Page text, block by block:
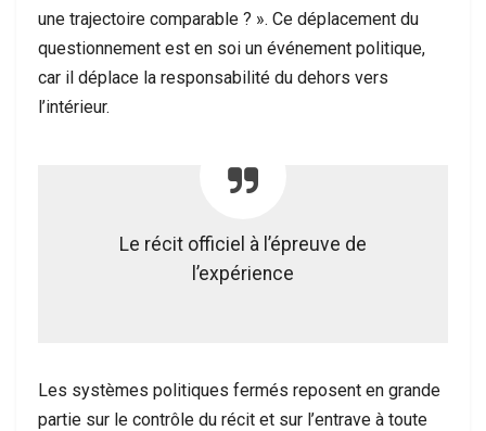
une trajectoire comparable ? ». Ce déplacement du
questionnement est en soi un événement politique,
car il déplace la responsabilité du dehors vers
l’intérieur.
Le récit officiel à l’épreuve de
l’expérience
Les systèmes politiques fermés reposent en grande
partie sur le contrôle du récit et sur l’entrave à toute